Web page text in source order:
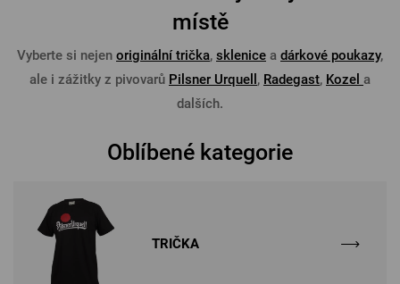
místě
Vyberte si nejen originální trička, sklenice a dárkové poukazy,
ale i zážitky z pivovarů Pilsner Urquell , Radegast, Kozel a
dalších.
Oblíbené kategorie
TRIČKA